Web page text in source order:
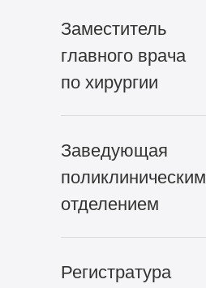
Заместитель
главного врача
по хирургии
Заведующая
поликлиническим
отделением
Регистратура